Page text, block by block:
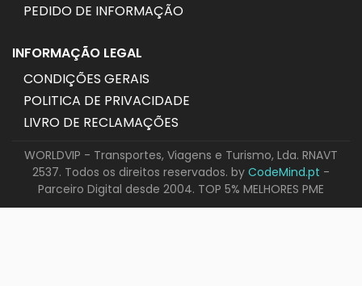
PEDIDO DE INFORMAÇÃO
INFORMAÇÃO LEGAL
CONDIÇÕES GERAIS
POLITICA DE PRIVACIDADE
LIVRO DE RECLAMAÇÕES
WORLDVIP - Transportes, Viagens e Turismo, Lda. RNAVT
2537. Todos os direitos reservados. by CodeMind.pt -
Parceiro Digital desde 2004. TOP 5% MELHORES PME